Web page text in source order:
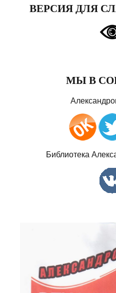
ВЕРСИЯ ДЛЯ
МЫ В
Библиотека